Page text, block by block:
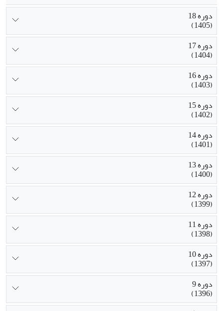
دوره 18
(1405)
دوره 17
(1404)
دوره 16
(1403)
دوره 15
(1402)
دوره 14
(1401)
دوره 13
(1400)
دوره 12
(1399)
دوره 11
(1398)
دوره 10
(1397)
دوره 9
(1396)